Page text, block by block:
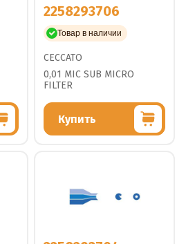
2258293706
Товар в наличии
CECCATO
0,01 MIC SUB MICRO
FILTER
Купить